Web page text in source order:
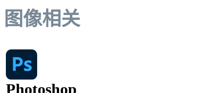
图像相关
Photoshop